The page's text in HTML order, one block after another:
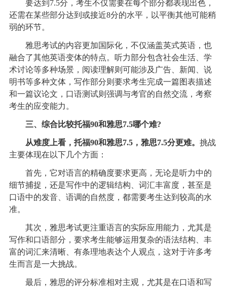
要达到7.5分，考生不仅需要在每个部分都表现出色，
还需在某些部分达到或接近8分的水平，以平衡其他可能稍
弱的环节。
雅思考试的内容更加国际化，不仅涵盖英式英语，也
融合了其他英语变体的特点。听力部分包含社会生活、学
术讨论等多种场景，阅读理解则可能涉及广告、新闻、说
明书等多种文体，写作部分则要求考生完成一篇图表描述
和一篇议论文，口语测试则强调与考官的自然交流，考察
考生的应变能力。
三、综合比较托福90和雅思7.5哪个难?
从难度上看，托福90和雅思7.5，雅思7.5分更难。 挑战
主要体现在以下几个方面：
首先，它对语言的精确度要求更高，无论是听力中的
细节捕捉，还是写作中的逻辑结构、词汇丰富度，甚至是
口语中的发音、语调的自然度，都需要考生达到较高的水
准。
其次，雅思考试更注重语言的实际应用能力，尤其是
写作和口语部分，要求考生能够运用复杂的语法结构、丰
富的词汇来清晰、有条理地表达个人观点，这对于许多考
生而言是一大挑战。
最后，雅思的评分标准相对主观，尤其是在口语和写